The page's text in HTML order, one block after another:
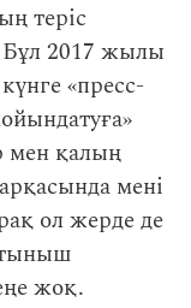
теріс
Бұл 2017 жылы
«пресс-
қалың
мені
ол жерде де
жоқ.